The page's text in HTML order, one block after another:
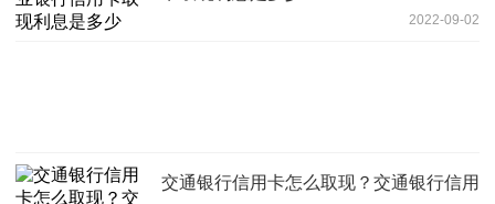
2022-09-02
交通银行信用卡怎么取现？交通银行信用